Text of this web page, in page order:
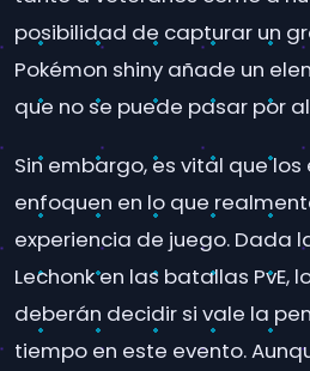
posibilidad de capturar un
Pokémon shiny añade un
que no se puede pasar por
Sin embargo, es vital que
enfoquen en lo que
experiencia de juego. Dada
Lechonk en las batallas PvE,
deberán decidir si vale la
tiempo en este evento.